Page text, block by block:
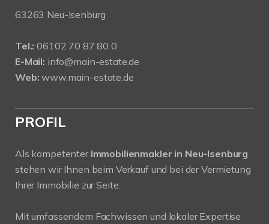
63263 Neu-Isenburg
Tel.: 06102 70 87 80 0
E-Mail: info@main-estate.de
Web: www.main-estate.de
PROFIL
Als kompetenter Immobilienmakler in Neu-Isenburg
stehen wir Ihnen beim Verkauf und bei der Vermietung
Ihrer Immobilie zur Seite.
Mit umfassendem Fachwissen und lokaler Expertise